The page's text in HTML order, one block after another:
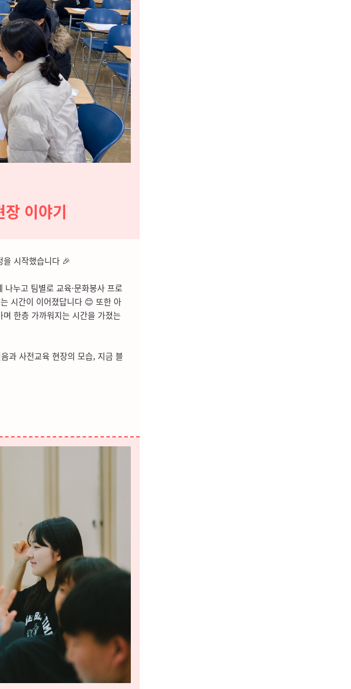
이야기
을 시작했습니다 🎉
누고 팀별로 교육·문화봉사 프로
시간이 이어졌답니다 😊 또한 아
한층 가까워지는 시간을 가졌는
과 사전교육 현장의 모습, 지금 블